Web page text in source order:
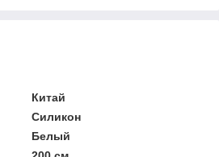
Китай
Силикон
Белый